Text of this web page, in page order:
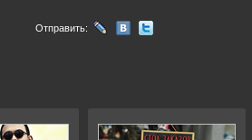
Отправить: